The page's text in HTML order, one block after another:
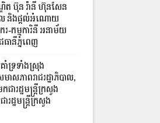
ឌិត ប៊ុន រ៉ានី ហ៊ុនសែន
និងផ្តល់អំណោយ
-កម្មការិនី អនាម័យ
ានីភ្នំពេញ
ាំទ្រទាំងស្រុង
សភាពរាជរដ្ឋាភិបាល,
រដ្ឋមន្ត្រីក្រសួង
ឋមន្រ្តីក្រសួង